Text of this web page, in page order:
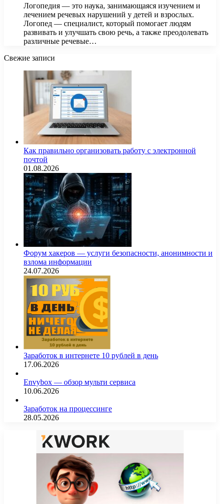
Логопедия — это наука, занимающаяся изучением и
лечением речевых нарушений у детей и взрослых.
Логопед — специалист, который помогает людям
развивать и улучшать свою речь, а также преодолевать
различные речевые…
Свежие записи
Как правильно организовать работу с электронной
почтой
01.08.2026
Форум хакеров — услуги безопасности, анонимности и
взлома информации
24.07.2026
Заработок в интернете 10 рублей в день
17.06.2026
Envybox — обзор мульти сервиса
10.06.2026
Заработок на процессинге
28.05.2026